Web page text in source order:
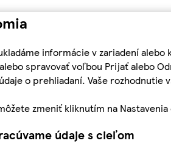
informácie v zariadení
spravovať voľbou Prijať alebo
o prehliadaní. Vaše rozhodnutie
zmeniť kliknutím na
údaje s cieľom